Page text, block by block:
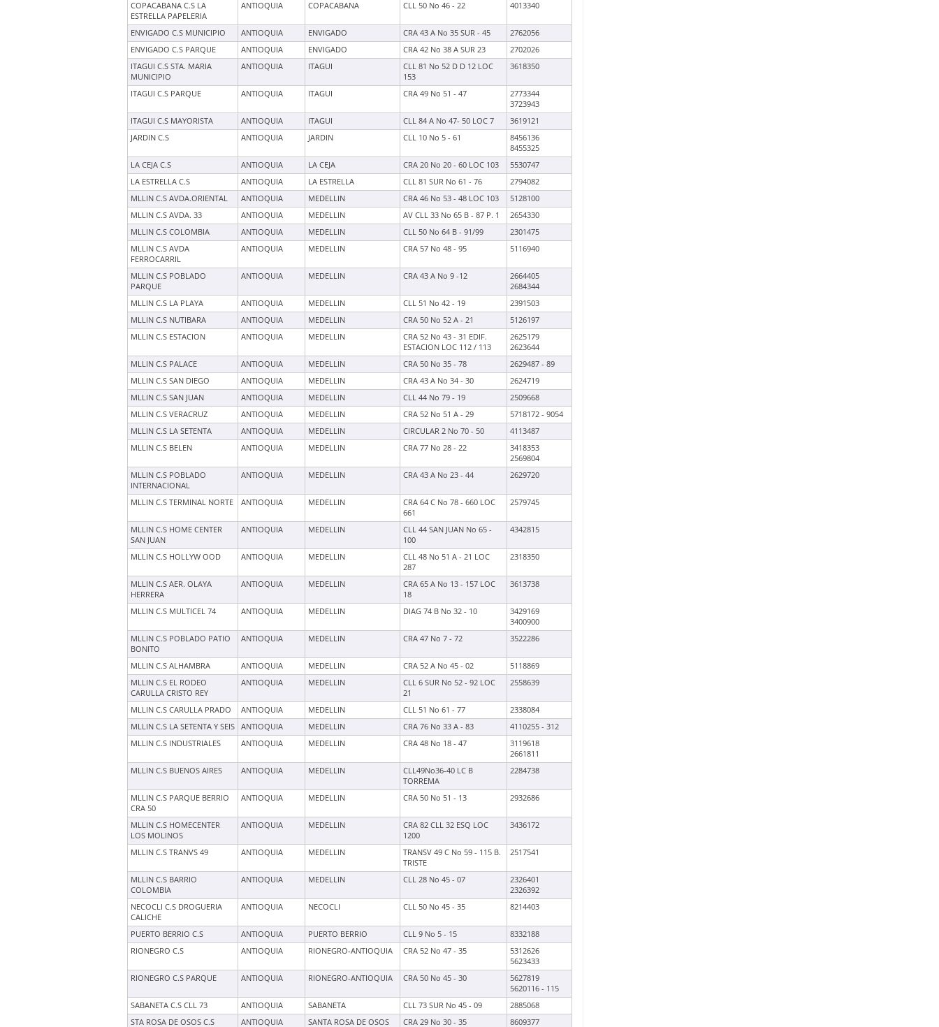
COPACABANA C.S LA
ESTRELLA PAPELERIA
ANTIOQUIA COPACABANA CLL 50 No 46 - 22 4013340
ENVIGADO C.S MUNICIPIO ANTIOQUIA ENVIGADO CRA 43 A No 35 SUR - 45
2762056
ENVIGADO C.S PARQUE
ANTIOQUIA ENVIGADO CRA 42 No 38 A SUR 23
2702026
ITAGUI C.S STA. MARIA
MUNICIPIO
ANTIOQUIA ITAGUI
CLL 81 No 52 D D 12 LOC
153
3618350
ITAGUI C.S PARQUE ANTIOQUIA ITAGUI CRA 49 No 51 - 47
2773344
3723943
ITAGUI C.S MAYORISTA
ANTIOQUIA ITAGUI CLL 84 A No 47- 50 LOC 7
3619121
JARDIN C.S
ANTIOQUIA JARDIN CLL 10 No 5 - 61
8456136
8455325
LA CEJA C.S
ANTIOQUIA LA CEJA CRA 20 No 20 - 60 LOC 103
5530747
LA ESTRELLA C.S
ANTIOQUIA LA ESTRELLA CLL 81 SUR No 61 - 76
2794082
MLLIN C.S AVDA.ORIENTAL
ANTIOQUIA MEDELLIN CRA 46 No 53 - 48 LOC 103
5128100
MLLIN C.S AVDA. 33
ANTIOQUIA MEDELLIN AV CLL 33 No 65 B - 87 P. 1
2654330
MLLIN C.S COLOMBIA
ANTIOQUIA MEDELLIN CLL 50 No 64 B - 91/99
2301475
MLLIN C.S AVDA
FERROCARRIL
ANTIOQUIA MEDELLIN CRA 57 No 48 - 95 5116940
MLLIN C.S POBLADO
PARQUE
ANTIOQUIA MEDELLIN CRA 43 A No 9 -12
2664405
2684344
MLLIN C.S LA PLAYA
ANTIOQUIA MEDELLIN CLL 51 No 42 - 19
2391503
MLLIN C.S NUTIBARA
ANTIOQUIA MEDELLIN CRA 50 No 52 A - 21
5126197
MLLIN C.S ESTACION
ANTIOQUIA MEDELLIN
CRA 52 No 43 - 31 EDIF.
ESTACION LOC 112 / 113
2625179
2623644
MLLIN C.S PALACE
ANTIOQUIA MEDELLIN CRA 50 No 35 - 78
2629487 - 89
MLLIN C.S SAN DIEGO
ANTIOQUIA MEDELLIN CRA 43 A No 34 - 30
2624719
MLLIN C.S SAN JUAN
ANTIOQUIA MEDELLIN CLL 44 No 79 - 19
2509668
MLLIN C.S VERACRUZ
ANTIOQUIA MEDELLIN CRA 52 No 51 A - 29
5718172 - 9054
MLLIN C.S LA SETENTA
ANTIOQUIA MEDELLIN CIRCULAR 2 No 70 - 50
4113487
MLLIN C.S BELEN
ANTIOQUIA MEDELLIN CRA 77 No 28 - 22
3418353
2569804
MLLIN C.S POBLADO
INTERNACIONAL
ANTIOQUIA MEDELLIN CRA 43 A No 23 - 44 2629720
MLLIN C.S TERMINAL NORTE ANTIOQUIA MEDELLIN
CRA 64 C No 78 - 660 LOC
661
2579745
MLLIN C.S HOME CENTER
SAN JUAN
ANTIOQUIA MEDELLIN
CLL 44 SAN JUAN No 65 -
100
4342815
MLLIN C.S HOLLYW OOD ANTIOQUIA MEDELLIN
CLL 48 No 51 A - 21 LOC
287
2318350
MLLIN C.S AER. OLAYA
HERRERA
ANTIOQUIA MEDELLIN
CRA 65 A No 13 - 157 LOC
18
3613738
MLLIN C.S MULTICEL 74 ANTIOQUIA MEDELLIN DIAG 74 B No 32 - 10
3429169
3400900
MLLIN C.S POBLADO PATIO
BONITO
ANTIOQUIA MEDELLIN CRA 47 No 7 - 72 3522286
MLLIN C.S ALHAMBRA ANTIOQUIA MEDELLIN CRA 52 A No 45 - 02
5118869
MLLIN C.S EL RODEO
CARULLA CRISTO REY
ANTIOQUIA MEDELLIN
CLL 6 SUR No 52 - 92 LOC
21
2558639
MLLIN C.S CARULLA PRADO ANTIOQUIA MEDELLIN CLL 51 No 61 - 77
2338084
MLLIN C.S LA SETENTA Y SEIS
ANTIOQUIA MEDELLIN CRA 76 No 33 A - 83
4110255 - 312
MLLIN C.S INDUSTRIALES
ANTIOQUIA MEDELLIN CRA 48 No 18 - 47
3119618
2661811
MLLIN C.S BUENOS AIRES
ANTIOQUIA MEDELLIN
CLL49No36-40 LC B
TORREMA
2284738
MLLIN C.S PARQUE BERRIO
CRA 50
ANTIOQUIA MEDELLIN CRA 50 No 51 - 13 2932686
MLLIN C.S HOMECENTER
LOS MOLINOS
ANTIOQUIA MEDELLIN
CRA 82 CLL 32 ESQ LOC
1200
3436172
MLLIN C.S TRANVS 49 ANTIOQUIA MEDELLIN
TRANSV 49 C No 59 - 115 B.
TRISTE
2517541
MLLIN C.S BARRIO
COLOMBIA
ANTIOQUIA MEDELLIN CLL 28 No 45 - 07
2326401
2326392
NECOCLI C.S DROGUERIA
CALICHE
ANTIOQUIA NECOCLI CLL 50 No 45 - 35 8214403
PUERTO BERRIO C.S ANTIOQUIA PUERTO BERRIO CLL 9 No 5 - 15
8332188
RIONEGRO C.S
ANTIOQUIA RIONEGRO-ANTIOQUIA CRA 52 No 47 - 35
5312626
5623433
RIONEGRO C.S PARQUE
ANTIOQUIA RIONEGRO-ANTIOQUIA CRA 50 No 45 - 30
5627819
5620116 - 115
SABANETA C.S CLL 73
ANTIOQUIA SABANETA CLL 73 SUR No 45 - 09
2885068
STA ROSA DE OSOS C.S
ANTIOQUIA SANTA ROSA DE OSOS CRA 29 No 30 - 35 8609377